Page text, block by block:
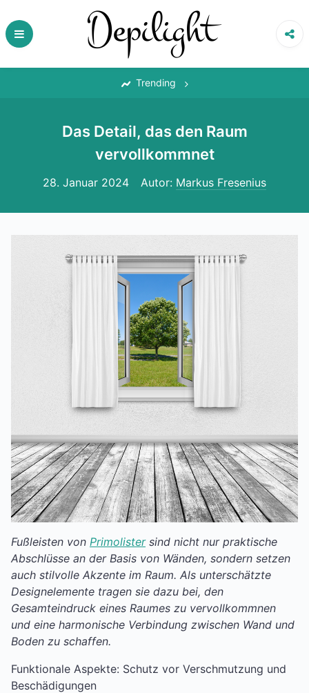
to
content
Trending
Das Detail, das den Raum
vervollkommnet
28. Januar 2024 Autor: Markus Fresenius
Fußleisten von Primolister sind nicht nur praktische
Abschlüsse an der Basis von Wänden, sondern setzen
auch stilvolle Akzente im Raum. Als unterschätzte
Designelemente tragen sie dazu bei, den
Gesamteindruck eines Raumes zu vervollkommnen
und eine harmonische Verbindung zwischen Wand und
Boden zu schaffen.
Funktionale Aspekte: Schutz vor Verschmutzung und
Beschädigungen